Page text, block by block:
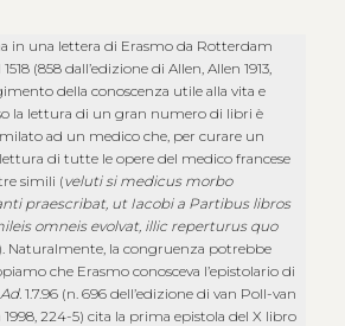
in una lettera di Erasmo da Rotterdam
(858 dall’edizione di Allen, Allen 1913,
della conoscenza utile alla vita e
la lettura di un gran numero di libri è
ad un medico che, per curare un
di tutte le opere del medico francese
simili (veluti si medicus morbo
praescribat, ut Iacobi a Partibus libros
omneis evolvat, illic reperturus quo
Naturalmente, la congruenza potrebbe
che Erasmo conosceva l’epistolario di
Ad. 1.7.96 (n. 696 dell’edizione di van Poll-van
224-5) cita la prima epistola del X libro